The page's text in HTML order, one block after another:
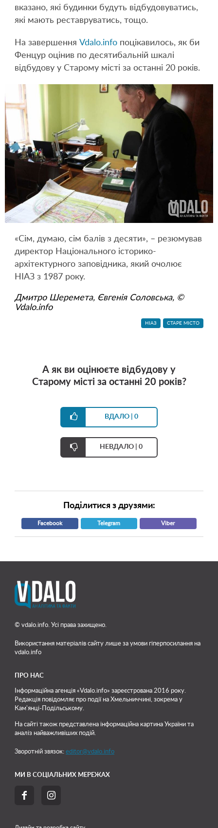
вказано, які будинки будуть відбудовуватись,
які мають реставруватись, тощо.
На завершення Vdalo.info поцікавилось, як би
Фенцур оцінив по десятибальній шкалі
відбудову у Старому місті за останні 20 років.
«Сім, думаю, сім балів з десяти», – резюмував
директор Національного історико-
архітектурного заповідника, який очолює
НІАЗ з 1987 року.
Дмитро Шеремета, Євгенія Соловська, ©
Vdalo.info
НІАЗ СТАРЕ МІСТО
А як ви оцінюєте відбудову у
Старому місті за останні 20 років?
 0
 0
Поділитися з друзями:
Facebook Telegram Viber
© vdalo.info. Усі права захищено.
Використання матеріалів сайту лише за умови гіперпосилання на
vdalo.info
ПРО НАС
Інформаційна агенція «Vdalo.info» зареєстрована 2016 року.
Редакція повідомляє про події на Хмельниччині, зокрема у
Кам'янці-Подільському.
На сайті також представлена інформаційна картина України та
аналіз найважливіших подій.
Зворотній звязок: editor@vdalo.info
МИ В СОЦІАЛЬНИХ МЕРЕЖАХ
 